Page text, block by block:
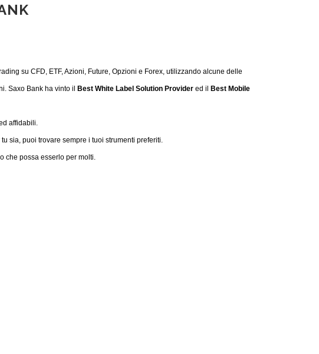
su CFD, ETF, Azioni, Future, Opzioni e Forex, utilizzando alcune delle
Saxo Bank ha vinto il Best White Label Solution Provider ed il Best Mobile
affidabili.
sia, puoi trovare sempre i tuoi strumenti preferiti.
che possa esserlo per molti.